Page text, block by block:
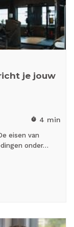
je jouw
timer 4 min
eisen van
onder…